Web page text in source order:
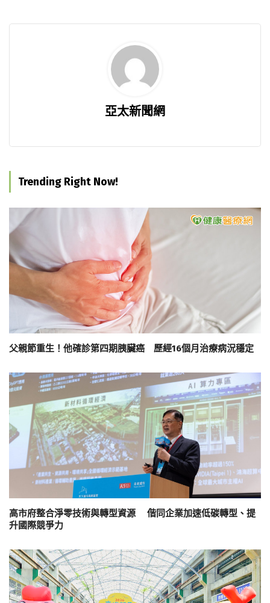
亞太新聞網
Trending Right Now!
父親節重生！他確診第四期胰臟癌 歷經16個月治療病況穩定
高市府整合淨零技術與轉型資源 偕同企業加速低碳轉型、提
升國際競爭力